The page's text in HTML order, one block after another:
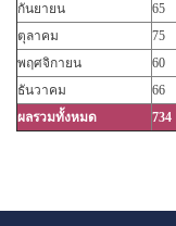
กันยายน
65
ตุลาคม
75
พฤศจิกายน
60
ธันวาคม
66
ผลรวมทั้งหมด
734